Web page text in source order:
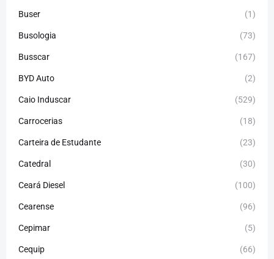
Buser (1)
Busologia (73)
Busscar (167)
BYD Auto (2)
Caio Induscar (529)
Carrocerias (18)
Carteira de Estudante (23)
Catedral (30)
Ceará Diesel (100)
Cearense (96)
Cepimar (5)
Cequip (66)